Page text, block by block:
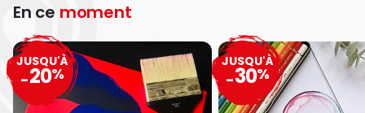
En ce moment
JUSQU'À
-20%
JUSQU'À
-30%